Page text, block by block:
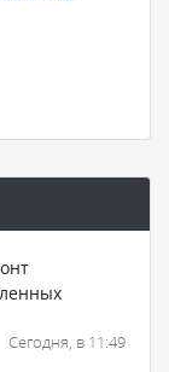
Сегодня, в 11:49